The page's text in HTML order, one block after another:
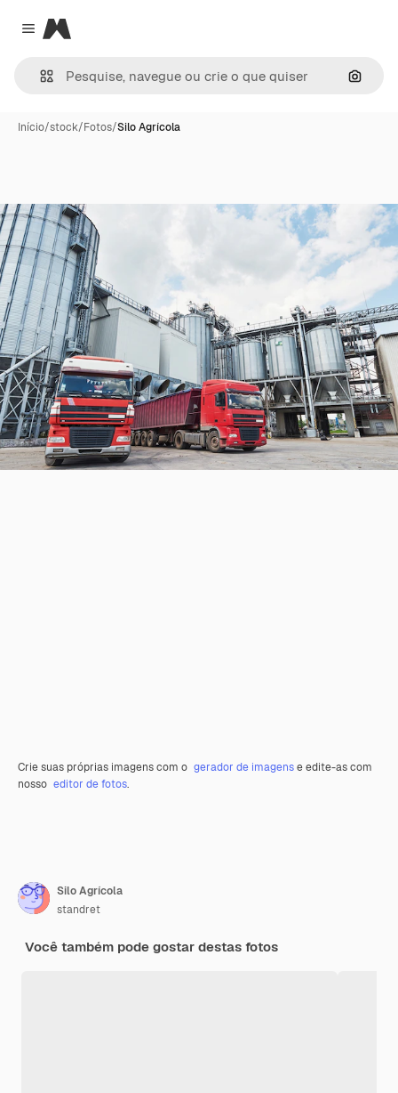
Close menu
Magnific
Início/stock/Fotos/Silo Agrícola
Crie suas próprias imagens com o gerador de imagense edite-as com
nosso editor de fotos.
Silo Agrícola
standret
Você também pode gostar destas fotos